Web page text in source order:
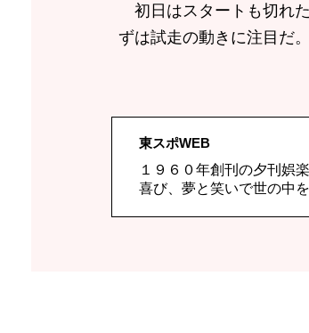
初日はスタートも切れ
ずは試走の動きに注目だ。
東スポWEB
１９６０年創刊の夕刊娯
喜び、夢と笑いで世の中